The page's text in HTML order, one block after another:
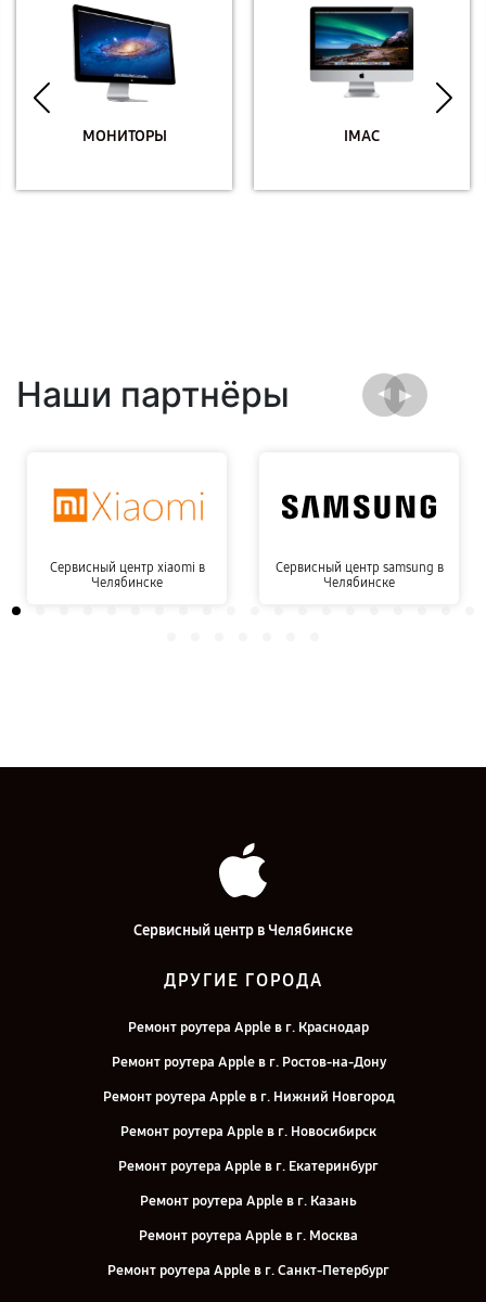
МОНИТОРЫ IMAC
Наши партнёры
Сервисный центр xiaomi в
Челябинске
Сервисный центр samsung в
Челябинске
Сервисный центр в Челябинске
ДРУГИЕ ГОРОДА
Ремонт роутера Apple в г. Краснодар
Ремонт роутера Apple в г. Ростов-на-Дону
Ремонт роутера Apple в г. Нижний Новгород
Ремонт роутера Apple в г. Новосибирск
Ремонт роутера Apple в г. Екатеринбург
Ремонт роутера Apple в г. Казань
Ремонт роутера Apple в г. Москва
Ремонт роутера Apple в г. Санкт-Петербург